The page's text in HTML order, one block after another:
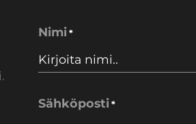
Nimi *
Sähköposti *